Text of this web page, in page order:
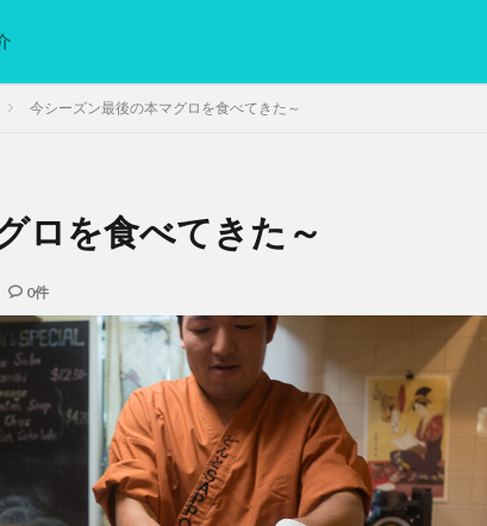
今シーズン最後の本マグロを食べてきた～
ロを食べてきた～
0件
グリグリ画像 マレーシア動画
検索